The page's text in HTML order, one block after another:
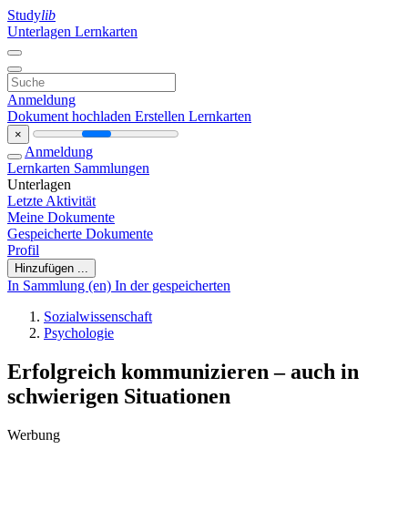
Studylib
Unterlagen Lernkarten
Anmeldung
Dokument hochladen Erstellen Lernkarten
×
Anmeldung
Lernkarten Sammlungen
Unterlagen
Letzte Aktivität
Meine Dokumente
Gespeicherte Dokumente
Profil
Hinzufügen ...
In Sammlung (en) In der gespeicherten
Sozialwissenschaft
Psychologie
Erfolgreich kommunizieren – auch in
schwierigen Situationen
Werbung